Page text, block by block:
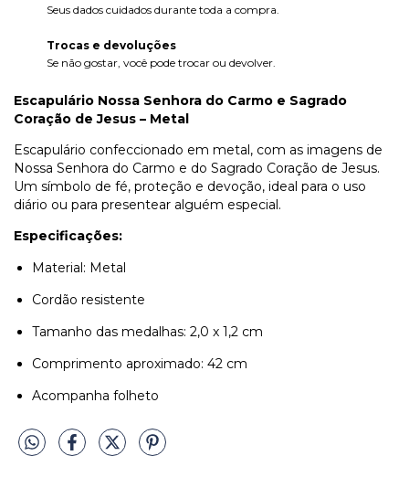
Seus dados cuidados durante toda a compra.
Trocas e devoluções
Se não gostar, você pode trocar ou devolver.
Escapulário Nossa Senhora do Carmo e Sagrado
Coração de Jesus – Metal
Escapulário confeccionado em metal, com as imagens de
Nossa Senhora do Carmo e do Sagrado Coração de Jesus.
Um símbolo de fé, proteção e devoção, ideal para o uso
diário ou para presentear alguém especial.
Especificações:
Material: Metal
Cordão resistente
Tamanho das medalhas: 2,0 x 1,2 cm
Comprimento aproximado: 42 cm
Acompanha folheto